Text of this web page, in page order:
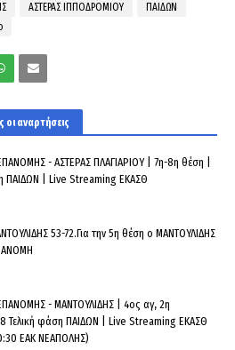
ΑΣΤΕΡΑΣ ΙΠΠΟΔΡΟΜΙΟΥ
ΠΑΙΔΩΝ
αναρτήσεις
- ΑΣΤΕΡΑΣ ΠΛΑΓΙΑΡΙΟΥ | 7η-8η θέση |
ΠΑΙΔΩΝ | Live Streaming ΕΚΑΣΘ
53-72.Για την 5η θέση ο ΜΑΝΤΟΥΛΙΔΗΣ
- ΜΑΝΤΟΥΛΙΔΗΣ | 4ος αγ, 2η
Τελική φάση ΠΑΙΔΩΝ | Live Streaming ΕΚΑΣΘ
ΕΑΚ ΝΕΑΠΟΛΗΣ)